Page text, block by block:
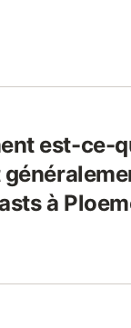
est-ce-
à